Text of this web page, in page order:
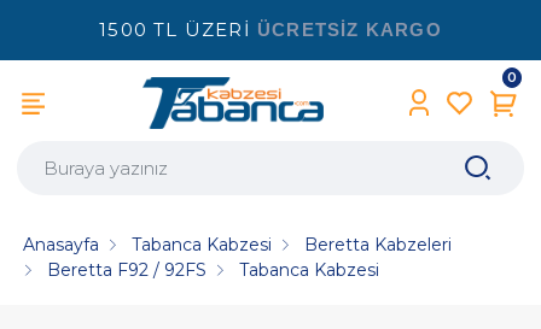
1500 TL ÜZERİ ÜCRETSİZ KARGO
0
Anasayfa Tabanca Kabzesi
Beretta Kabzeleri
Beretta F92 / 92FS
Tabanca Kabzesi